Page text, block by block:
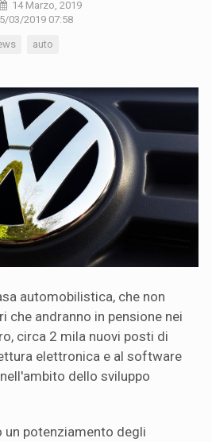
14 Marzo, 2019
03/2019 07:58
auto
automobilistica, che non
che andranno in pensione nei
circa 2 mila nuovi posti di
elettronica e al software
dello sviluppo
un potenziamento degli